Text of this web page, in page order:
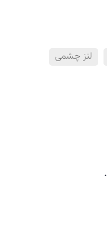
لنز چشمی
.